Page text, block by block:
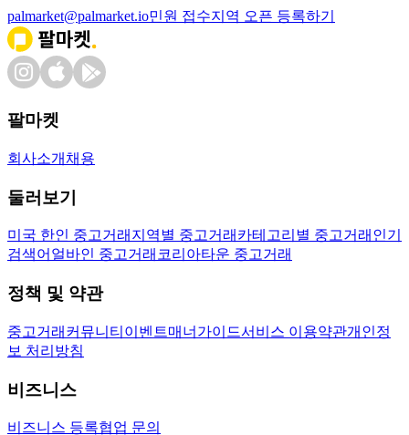
palmarket@palmarket.io민원 접수지역 오픈 등록하기
팔마켓
회사소개 채용
둘러보기
미국 한인 중고거래 지역별 중고거래 카테고리별 중고거래 인기
검색어 얼바인 중고거래 코리아타운 중고거래
정책 및 약관
중고거래 커뮤니티 이벤트매너가이드서비스 이용약관개인정
보 처리방침
비즈니스
비즈니스 등록협업 문의